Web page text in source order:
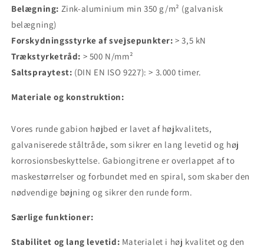
Belægning: Zink-aluminium min 350 g/m² (galvanisk
belægning)
Forskydningsstyrke af svejsepunkter: > 3,5 kN
Trækstyrketråd: > 500 N/mm²
Saltspraytest: (DIN EN ISO 9227): > 3.000 timer.
Materiale og konstruktion:
Vores runde gabion højbed er lavet af højkvalitets,
galvaniserede ståltråde, som sikrer en lang levetid og høj
korrosionsbeskyttelse. Gabiongitrene er overlappet af to
maskestørrelser og forbundet med en spiral, som skaber den
nødvendige bøjning og sikrer den runde form.
Særlige funktioner:
Stabilitet og lang levetid: Materialet i høj kvalitet og den